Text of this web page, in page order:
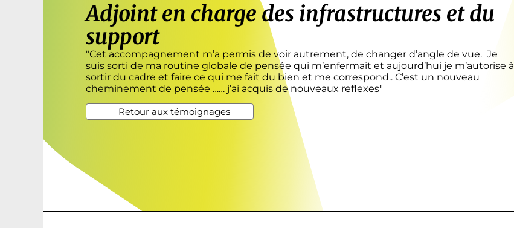
Adjoint en charge des infrastructures et du
support
"Cet accompagnement m’a permis de voir autrement, de changer d’angle de vue. Je
suis sorti de ma routine globale de pensée qui m’enfermait et aujourd’hui je m’autorise à
sortir du cadre et faire ce qui me fait du bien et me correspond.. C’est un nouveau
cheminement de pensée …… j’ai acquis de nouveaux reflexes"
Retour aux témoignages